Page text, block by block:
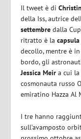
Il tweet è di
della Iss, autrice
settembre dalla
ritratto è la
decollo, mentre è
bordo, gli
Jessica Meir a cui
cosmonauta russo
emiratino Hazza Al
I tre hanno
sull’avamposto